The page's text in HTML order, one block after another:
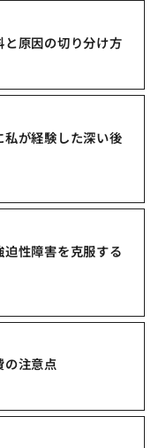
原因の切り分け方
が経験した深い後
性障害を克服する
の注意点